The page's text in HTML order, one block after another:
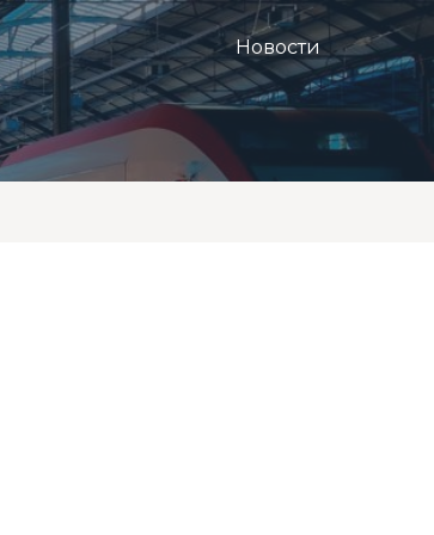
Новости